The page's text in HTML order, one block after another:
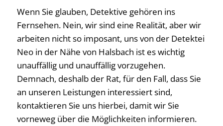
Wenn Sie glauben, Detektive gehören ins
Fernsehen. Nein, wir sind eine Realität, aber wir
arbeiten nicht so imposant, uns von der Detektei
Neo in der Nähe von Halsbach ist es wichtig
unauffällig und unauffällig vorzugehen.
Demnach, deshalb der Rat, für den Fall, dass Sie
an unseren Leistungen interessiert sind,
kontaktieren Sie uns hierbei, damit wir Sie
vorneweg über die Möglichkeiten informieren.